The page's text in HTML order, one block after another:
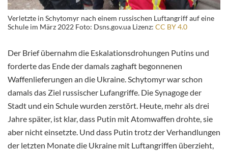
Verletzte in Schytomyr nach einem russischen Luftangriff auf eine
Schule im März 2022 Foto: Dsns.gov.ua Lizenz: CC BY 4.0
Der Brief übernahm die Eskalationsdrohungen Putins und
forderte das Ende der damals zaghaft begonnenen
Waffenlieferungen an die Ukraine. Schytomyr war schon
damals das Ziel russischer Lufangriffe. Die Synagoge der
Stadt und ein Schule wurden zerstört. Heute, mehr als drei
Jahre später, ist klar, dass Putin mit Atomwaffen drohte, sie
aber nicht einsetzte. Und dass Putin trotz der Verhandlungen
der letzten Monate die Ukraine mit Luftangriffen überzieht,